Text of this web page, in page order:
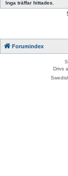
Inga träffar hittades.
Forumindex
Drivs